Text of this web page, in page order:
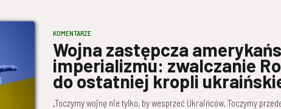
KOMENTARZE
Wojna zastępcza
imperializmu: zwalczanie
do ostatniej kropli
„Toczymy wojnę nie tylko, by wesprzeć Ukraińców, Toczymy